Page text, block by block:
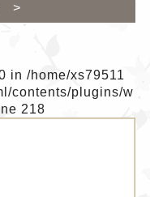
>
in /home/xs79511
contents/plugins/w
218